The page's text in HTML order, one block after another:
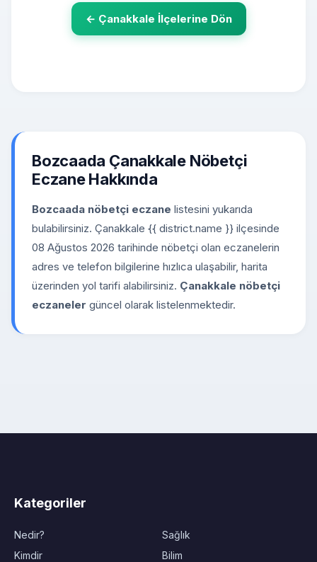
← Çanakkale İlçelerine Dön
Bozcaada Çanakkale Nöbetçi
Eczane Hakkında
Bozcaada nöbetçi eczane listesini yukarıda
bulabilirsiniz. Çanakkale {{ district.name }} ilçesinde
08 Ağustos 2026 tarihinde nöbetçi olan eczanelerin
adres ve telefon bilgilerine hızlıca ulaşabilir, harita
üzerinden yol tarifi alabilirsiniz. Çanakkale nöbetçi
eczaneler güncel olarak listelenmektedir.
Kategoriler
Nedir?
Kimdir
Sağlık
Bilim